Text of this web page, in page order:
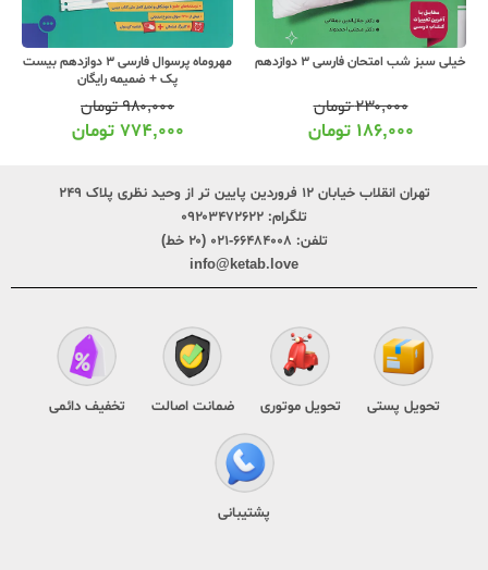
خیلی سبز شب امتحان فارسی 3 دوازدهم
۲۳۰,۰۰۰تومان
۱۸۶,۰۰۰ تومان
مهروماه پرسوال فارسی 3 دوازدهم بیست
پک + ضمیمه رایگان
۹۸۰,۰۰۰تومان
۷۷۴,۰۰۰ تومان
تهران انقلاب خیابان ۱۲ فروردین پایین تر از وحید نظری پلاک ۲۴۹
تلگرام: ۰۹۲۰۳۴۷۲۶۲۲
تلفن: ۶۶۴۸۴۰۰۸-۰۲۱ (۲۰ خط)
info@ketab.love
تحویل پستی تحویل موتوری ضمانت اصالت تخفیف دائمی
پشتیبانی